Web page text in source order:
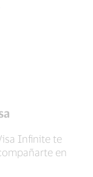
Infinite te
en